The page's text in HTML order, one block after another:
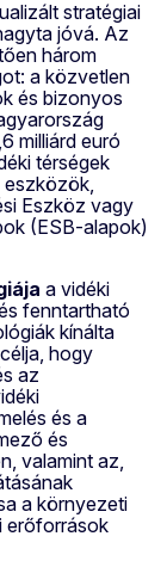
stratégiai
jóvá. Az
három
a közvetlen
és bizonyos
milliárd euró
térségek
eszközök,
Eszköz vagy
(ESB-alapok)
a vidéki
fenntartható
kínálta
hogy
az
és a
és
valamint az,
a környezeti
erőforrások